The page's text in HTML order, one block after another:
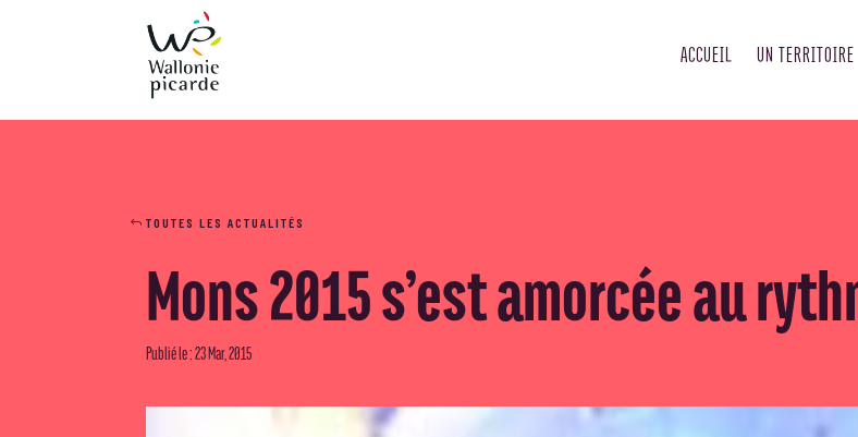
ACCUEIL UN TERRITOIRE
TOUTES LES ACTUALITÉS
Mons 2015 s’est amorcée au
Publié le : 23 Mar, 2015